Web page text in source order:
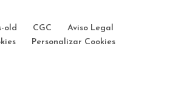
old CGC
Aviso Legal
Personalizar Cookies